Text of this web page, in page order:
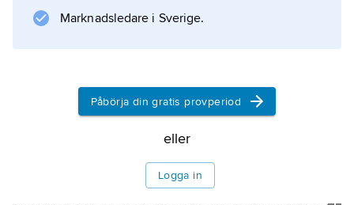
Marknadsledare i Sverige.
Påbörja din gratis provperiod
eller
Logga in